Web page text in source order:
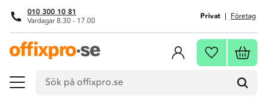
Meny
010 300 10 81
Vardagar 8.30 - 17.00 Privat Företag
Favoriter